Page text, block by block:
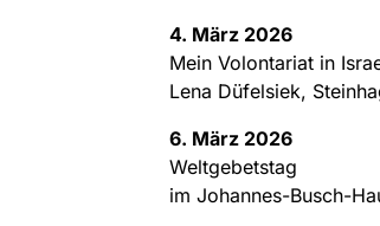
4. März 2026
Mein Volontariat in
Lena Düfelsiek,
6. März 2026
Weltgebetstag
im Johannes-Busch-